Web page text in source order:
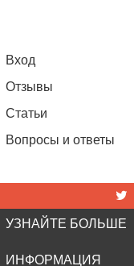
Вход
Отзывы
Статьи
Вопросы и ответы
УЗНАЙТЕ БОЛЬШЕ
ИНФОРМАЦИЯ